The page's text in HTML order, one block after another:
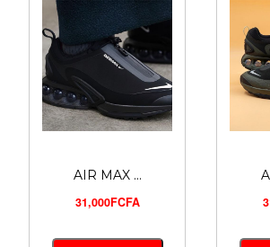
AIR MAX ...
31,000FCFA